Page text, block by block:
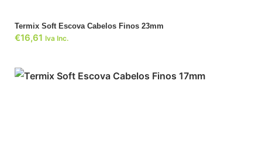
Termix Soft Escova Cabelos Finos 23mm
€16,61 Iva Inc.